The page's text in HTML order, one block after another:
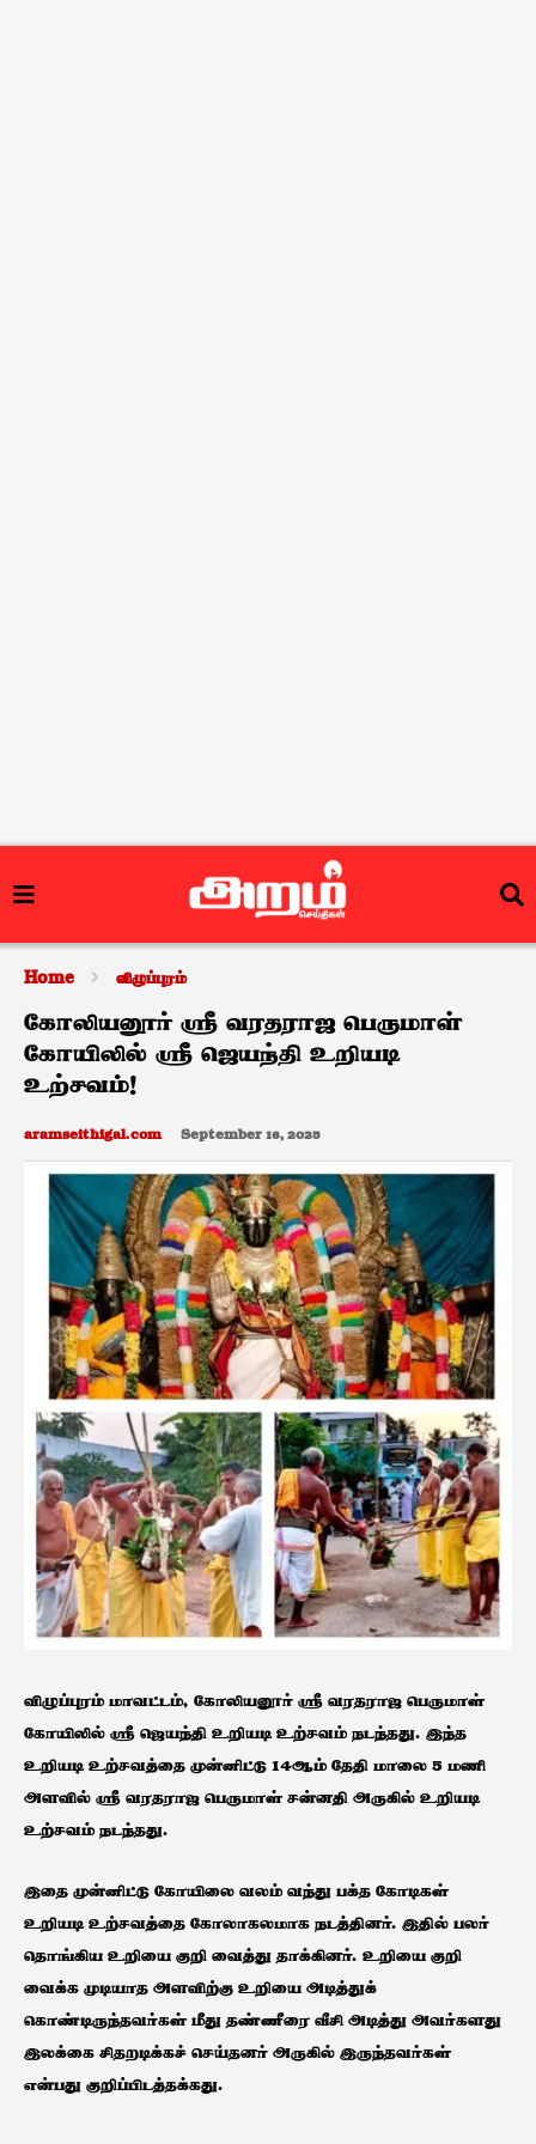
Home விழுப்புரம்
கோலியனூர் ஸ்ரீ வரதராஜ பெருமாள்
கோயிலில் ஸ்ரீ ஜெயந்தி உறியடி
உற்சவம்!
aramseithigal.com September 16, 2025
விழுப்புரம் மாவட்டம், கோலியனூர் ஸ்ரீ வரதராஜ பெருமாள்
கோயிலில் ஸ்ரீ ஜெயந்தி உறியடி உற்சவம் நடந்தது. இந்த
உறியடி உற்சவத்தை முன்னிட்டு 14ஆம் தேதி மாலை 5 மணி
அளவில் ஸ்ரீ வரதராஜ பெருமாள் சன்னதி அருகில் உறியடி
உற்சவம் நடந்தது.
இதை முன்னிட்டு கோயிலை வலம் வந்து பக்த கோடிகள்
உறியடி உற்சவத்தை கோலாகலமாக நடத்தினர். இதில் பலர்
தொங்கிய உறியை குறி வைத்து தாக்கினர். உறியை குறி
வைக்க முடியாத அளவிற்கு உறியை அடித்துக்
கொண்டிருந்தவர்கள் மீது தண்ணீரை வீசி அடித்து அவர்களது
இலக்கை சிதறடிக்கச் செய்தனர் அருகில் இருந்தவர்கள்
என்பது குறிப்பிடத்தக்கது.